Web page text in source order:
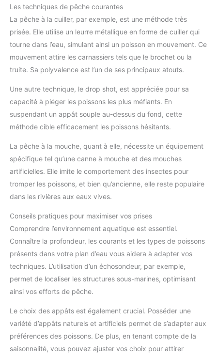
Les techniques de pêche courantes
La pêche à la cuiller, par exemple, est une méthode très
prisée. Elle utilise un leurre métallique en forme de cuiller qui
tourne dans l’eau, simulant ainsi un poisson en mouvement. Ce
mouvement attire les carnassiers tels que le brochet ou la
truite. Sa polyvalence est l’un de ses principaux atouts.
Une autre technique, le drop shot, est appréciée pour sa
capacité à piéger les poissons les plus méfiants. En
suspendant un appât souple au-dessus du fond, cette
méthode cible efficacement les poissons hésitants.
La pêche à la mouche, quant à elle, nécessite un équipement
spécifique tel qu’une canne à mouche et des mouches
artificielles. Elle imite le comportement des insectes pour
tromper les poissons, et bien qu’ancienne, elle reste populaire
dans les rivières aux eaux vives.
Conseils pratiques pour maximiser vos prises
Comprendre l’environnement aquatique est essentiel.
Connaître la profondeur, les courants et les types de poissons
présents dans votre plan d’eau vous aidera à adapter vos
techniques. L’utilisation d’un échosondeur, par exemple,
permet de localiser les structures sous-marines, optimisant
ainsi vos efforts de pêche.
Le choix des appâts est également crucial. Posséder une
variété d’appâts naturels et artificiels permet de s’adapter aux
préférences des poissons. De plus, en tenant compte de la
saisonnalité, vous pouvez ajuster vos choix pour attirer